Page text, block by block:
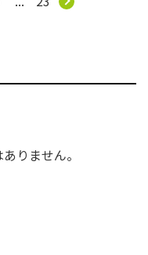
りません。